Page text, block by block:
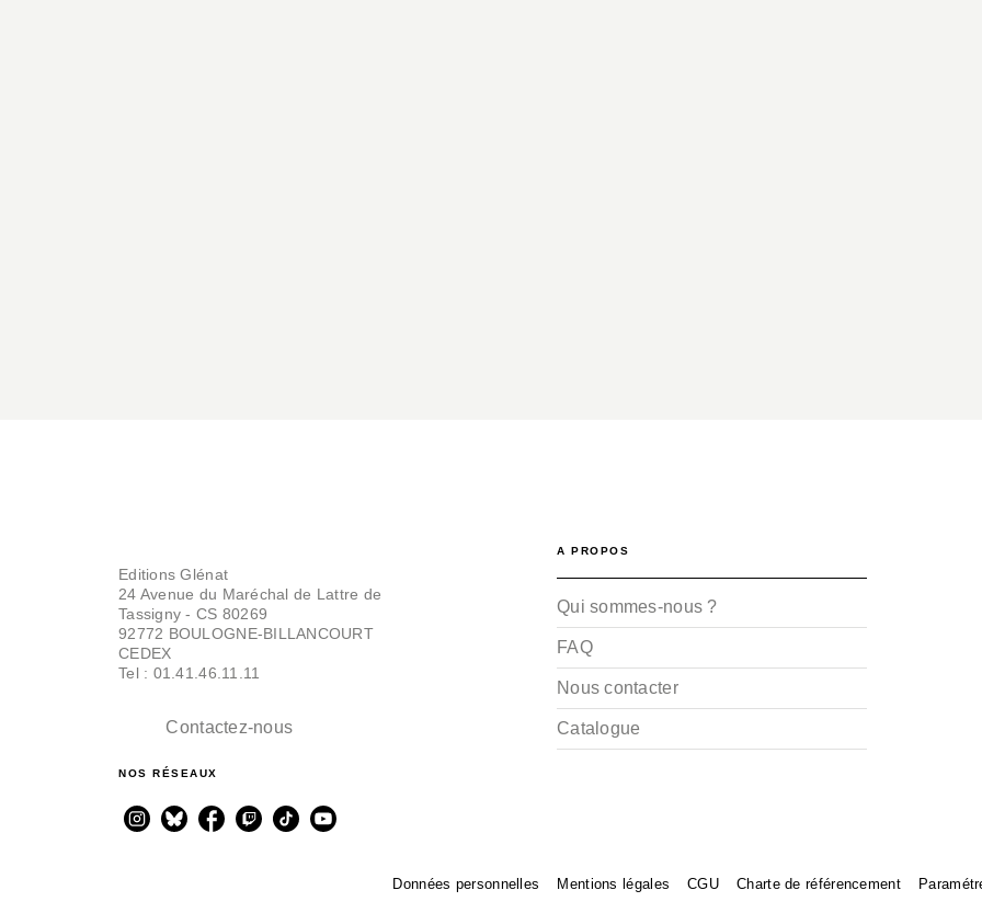
Editions Glénat
24 Avenue du Maréchal de Lattre de
Tassigny - CS 80269
92772 BOULOGNE-BILLANCOURT
CEDEX
Tel : 01.41.46.11.11
Contactez-nous
NOS RÉSEAUX
A PROPOS
Qui sommes-nous ?
FAQ
Nous contacter
Catalogue
Données personnelles Mentions légales CGU Charte de référencement